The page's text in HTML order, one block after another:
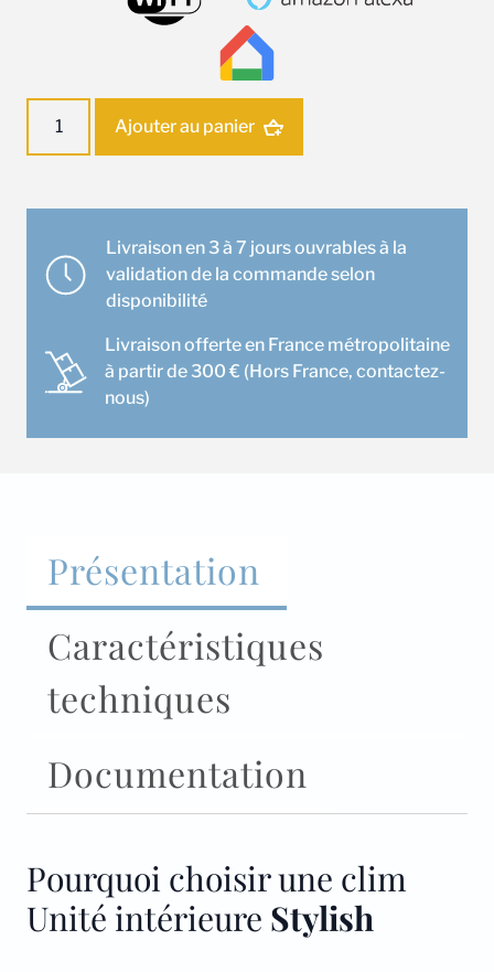
FTXA20BB
(Noir
mat)
Ajouter au panier
Livraison en 3 à 7 jours ouvrables à la
validation de la commande selon
disponibilité
Livraison offerte en France métropolitaine
à partir de 300 € (Hors France, contactez-
nous)
Présentation
Caractéristiques
techniques
Documentation
Pourquoi choisir une clim
Unité intérieure Stylish